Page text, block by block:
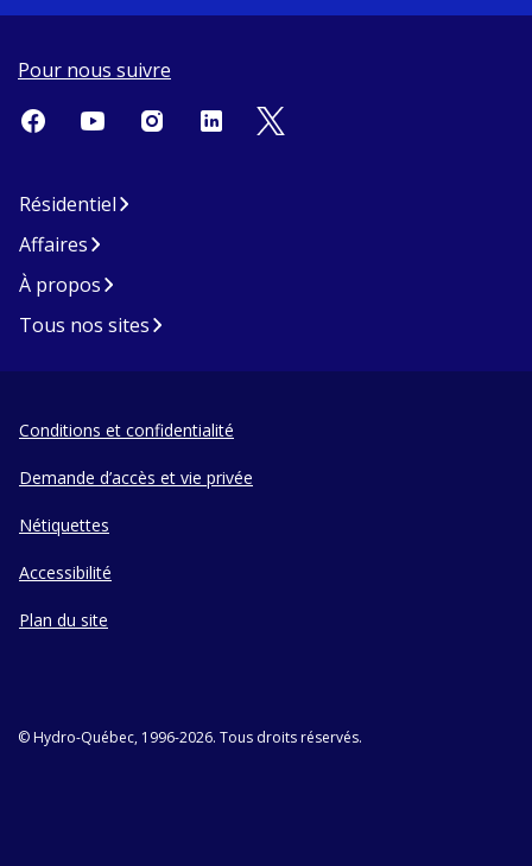
Pour nous suivre
Résidentiel
Affaires
À propos
Tous nos sites
Conditions et confidentialité
Demande d’accès et vie privée
Nétiquettes
Accessibilité
Plan du site
© Hydro-Québec, 1996-2026. Tous droits réservés.